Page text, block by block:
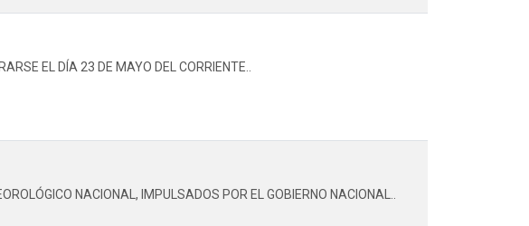
EL DÍA 23 DE MAYO DEL CORRIENTE..
NACIONAL, IMPULSADOS POR EL GOBIERNO NACIONAL..